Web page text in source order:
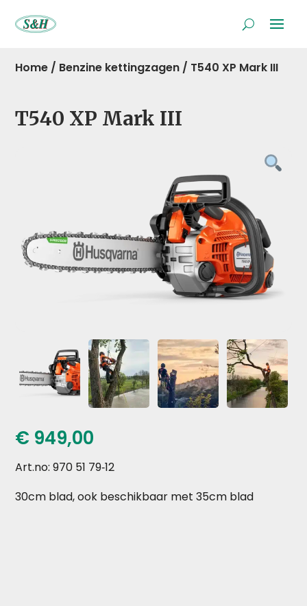
Home / Benzine kettingzagen / T540 XP Mark III
T540 XP Mark III
€ 949,00
Art.no: 970 51 79‑12
30cm blad, ook beschikbaar met 35cm blad